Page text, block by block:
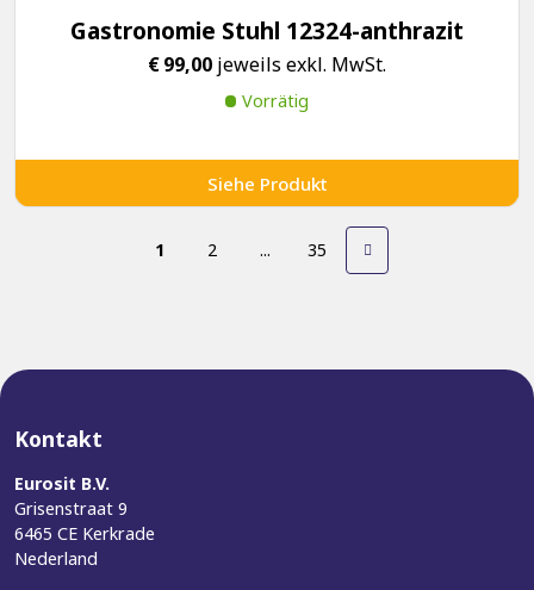
Gastronomie Stuhl 12324-anthrazit
€99,00 jeweils exkl. MwSt.
Vorrätig
Siehe Produkt
1 2 ... 35
Kontakt
Eurosit B.V.
Grisenstraat 9
6465 CE Kerkrade
Nederland